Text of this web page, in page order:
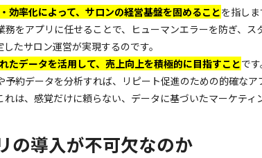
効率化によって、サロンの経営基盤を固めることを指しま
をアプリに任せることで、ヒューマンエラーを防ぎ、ス
たサロン運営が実現するのです。
たデータを活用して、売上向上を積極的に目指すことです
約データを分析すれば、リピート促進のための的確な
は、感覚だけに頼らない、データに基づいたマーケティ
の導入が不可欠なのか